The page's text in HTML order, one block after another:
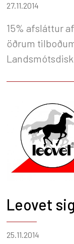
27.11.2014
15% afsláttur
öðrum
Leovet
25.11.2014